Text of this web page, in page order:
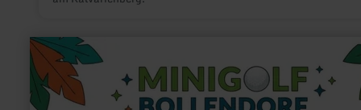
mehr
erfahren
zu:
Minigolfanlage
Bollendorf